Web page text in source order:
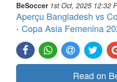
BeSoccer 1st Oct, 2025 12:32
Aperçu Bangladesh vs
- Copa Asia Femenina
Read on